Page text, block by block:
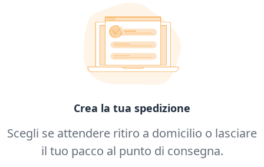
Crea la tua spedizione
Scegli se attendere ritiro a domicilio o lasciare
il tuo pacco al punto di consegna.